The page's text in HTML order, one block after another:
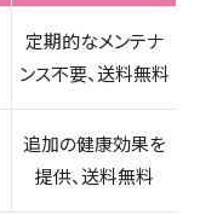
定期的なメンテナ
ンス不要、送料無料
追加の健康効果を
提供、送料無料